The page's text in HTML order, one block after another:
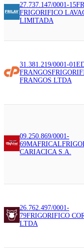
27.737.147/0001-15
FRIGORIFICO
LIMITADA
31.381.219/0001-01
FRANGOS
FRANGOS LTDA
09.250.869/0001-
69MAFRICAL
CARIACICA S.A.
26.762.497/0001-
79FRIGORIFICO
LTDA